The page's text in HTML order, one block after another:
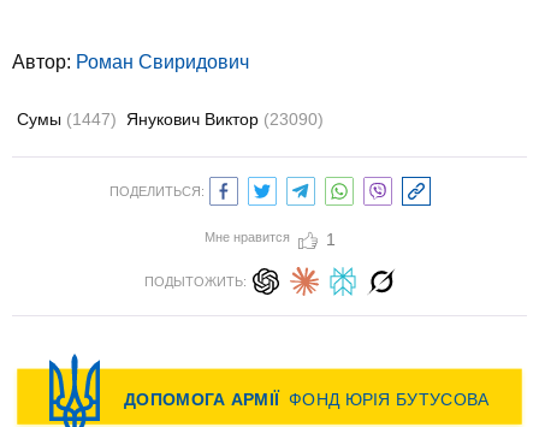
Автор: Роман Свиридович
Сумы (1447) Янукович Виктор (23090)
ПОДЕЛИТЬСЯ:
Мне нравится 1
ПОДЫТОЖИТЬ: